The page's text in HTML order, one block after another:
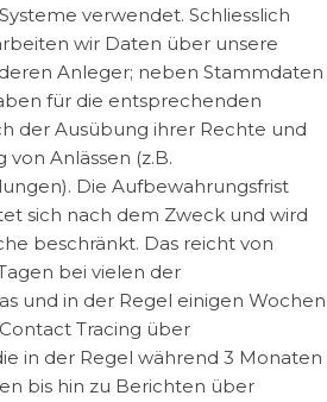
verwendet. Schliesslich
wir Daten über unsere
Anleger; neben Stammdaten
für die entsprechenden
der Ausübung ihrer Rechte und
Anlässen (z.B.
Die Aufbewahrungsfrist
sich nach dem Zweck und wird
beschränkt. Das reicht von
bei vielen der
und in der Regel einigen Wochen
Tracing über
in der Regel während 3 Monaten
bis hin zu Berichten über